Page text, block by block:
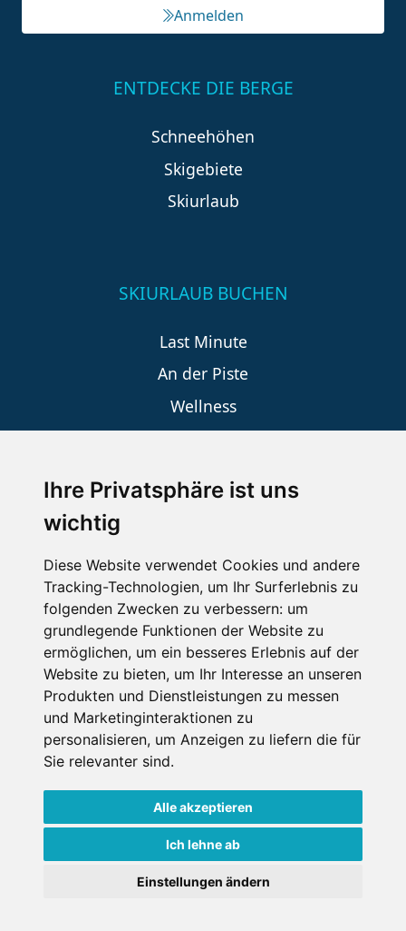
Ihre Privatsphäre ist uns
wichtig
Diese Website verwendet Cookies und andere
Tracking-Technologien, um Ihr Surferlebnis zu
folgenden Zwecken zu verbessern: um
grundlegende Funktionen der Website zu
ermöglichen, um ein besseres Erlebnis auf der
Website zu bieten, um Ihr Interesse an unseren
Produkten und Dienstleistungen zu messen
und Marketinginteraktionen zu
personalisieren, um Anzeigen zu liefern die für
Sie relevanter sind.
Alle akzeptieren
Ich lehne ab
Einstellungen ändern
Anmelden
ENTDECKE DIE BERGE
Schneehöhen
Skigebiete
Skiurlaub
SKIURLAUB BUCHEN
Last Minute
An der Piste
Wellness
SCHNEEHÖHEN SKI APP
Die Schneehoehen Ski APP für iOS und Android - Ein
Muss für alle Wintersportler und Schneefreaks!
Impressum
Datenschutz
Nutzungsbedingungen
Portale
FAQ Newsletter Mediadaten
Copyright ©2026 Schneemenschen GmbH